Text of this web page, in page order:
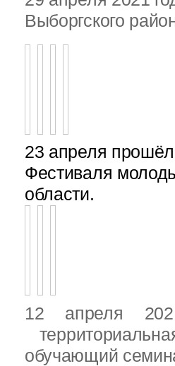
Выборгского
23 апреля
Фестиваля
области.
12 апреля
обучающий